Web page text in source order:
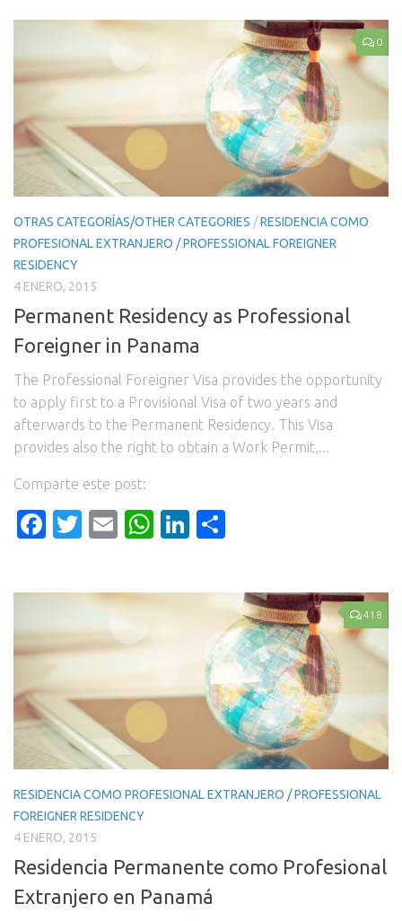
0
OTRAS CATEGORÍAS/OTHER CATEGORIES /RESIDENCIA COMO
PROFESIONAL EXTRANJERO / PROFESSIONAL FOREIGNER
RESIDENCY
4 ENERO, 2015
Permanent Residency as Professional
Foreigner in Panama
The Professional Foreigner Visa provides the opportunity
to apply first to a Provisional Visa of two years and
afterwards to the Permanent Residency. This Visa
provides also the right to obtain a Work Permit,...
Comparte este post:
Facebook
Twitter
EmailWhatsApp
LinkedIn
418
RESIDENCIA COMO PROFESIONAL EXTRANJERO / PROFESSIONAL
FOREIGNER RESIDENCY
4 ENERO, 2015
Residencia Permanente como Profesional
Extranjero en Panamá